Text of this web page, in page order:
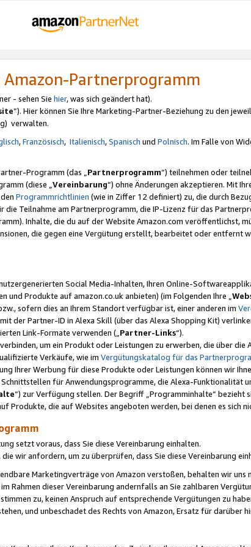
Partnerprogramm
- sehen Sie hier, was sich geändert hat).
“). Hier können Sie Ihre Marketing-Partner-Beziehung zu den
verwalten.
,Französisch, Italienisch,Spanisch und Polnisch. Im Falle von
Programm (das „Partnerprogramm“) teilnehmen oder
(diese „Vereinbarung“) ohne Änderungen akzeptieren. Mit
Programmrichtlinien (wie in Ziffer 12 definiert) zu, die durch
die Teilnahme am Partnerprogramm, die IP-Lizenz für das
Inhalte, die du auf der Website Amazon.com veröffentlichst,
die gegen eine Vergütung erstellt, bearbeitet oder entfernt
Social Media-Inhalten, Ihren Online-
Produkte auf amazon.co.uk anbieten) (im Folgenden Ihre „
sofern dies an Ihrem Standort verfügbar ist, einer anderen im
der Partner-ID in Alexa Skill (über das Alexa Shopping Kit)
Link-Formate verwenden („ Partner-Links“).
um ein Produkt oder Leistungen zu erwerben, die über
Verkäufe, wie im Vergütungskatalog für das
Ihrer Werbung für diese Produkte oder Leistungen können wir
für Anwendungsprogramme, die Alexa-Funktionalität
“) zur Verfügung stellen. Der Begriff „Programminhalte“ bezieht
Produkte, die auf Websites angeboten werden, bei denen es sich
setzt voraus, dass Sie diese Vereinbarung einhalten.
wir anfordern, um zu überprüfen, dass Sie diese Vereinbarung
Marketingverträge von Amazon verstoßen, behalten wir uns
Rahmen dieser Vereinbarung andernfalls an Sie zahlbaren
zu, keinen Anspruch auf entsprechende Vergütungen zu
und unbeschadet des Rechts von Amazon, Ersatz für darüber